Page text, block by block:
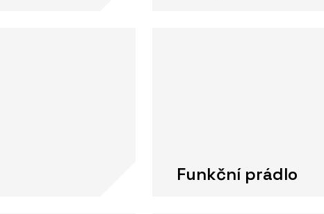
Funkční prádlo